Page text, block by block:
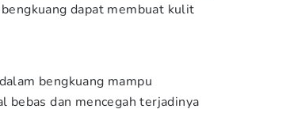
dapat membuat kulit
bengkuang mampu
bebas dan mencegah terjadinya